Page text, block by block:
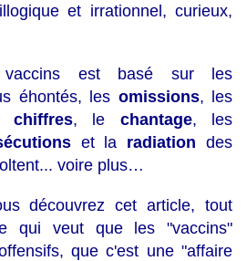
et irrationnel, curieux,
est basé sur les
éhontés, les omissions, les
chiffres, le chantage, les
et la radiationdes
voire plus…
découvrez cet article, tout
qui veut que les "vaccins"
que c'est une "affaire